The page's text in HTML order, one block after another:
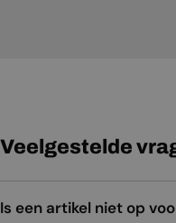
Veelgestelde
Is een artikel niet op